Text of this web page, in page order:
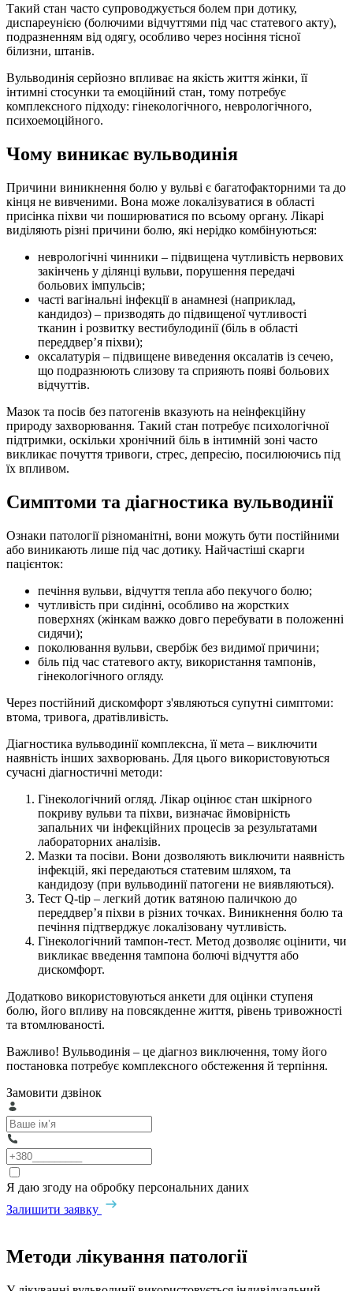
Такий стан часто супроводжується болем при дотику,
диспареунією (болючими відчуттями під час статевого акту),
подразненням від одягу, особливо через носіння тісної
білизни, штанів.
Вульводинія серйозно впливає на якість життя жінки, її
інтимні стосунки та емоційний стан, тому потребує
комплексного підходу: гінекологічного, неврологічного,
психоемоційного.
Чому виникає вульводинія
Причини виникнення болю у вульві є багатофакторними та до
кінця не вивченими. Вона може локалізуватися в області
присінка піхви чи поширюватися по всьому органу. Лікарі
виділяють різні причини болю, які нерідко комбінуються:
неврологічні чинники – підвищена чутливість нервових
закінчень у ділянці вульви, порушення передачі
больових імпульсів;
часті вагінальні інфекції в анамнезі (наприклад,
кандидоз) – призводять до підвищеної чутливості
тканин і розвитку вестибулодинії (біль в області
переддвер’я піхви);
оксалатурія – підвищене виведення оксалатів із сечею,
що подразнюють слизову та сприяють появі больових
відчуттів.
Мазок та посів без патогенів вказують на неінфекційну
природу захворювання. Такий стан потребує психологічної
підтримки, оскільки хронічний біль в інтимній зоні часто
викликає почуття тривоги, стрес, депресію, посилюючись під
їх впливом.
Симптоми та діагностика вульводинії
Ознаки патології різноманітні, вони можуть бути постійними
або виникають лише під час дотику. Найчастіші скарги
пацієнток:
печіння вульви, відчуття тепла або пекучого болю;
чутливість при сидінні, особливо на жорстких
поверхнях (жінкам важко довго перебувати в положенні
сидячи);
поколювання вульви, свербіж без видимої причини;
біль під час статевого акту, використання тампонів,
гінекологічного огляду.
Через постійний дискомфорт з'являються супутні симптоми:
втома, тривога, дратівливість.
Діагностика вульводинії комплексна, її мета – виключити
наявність інших захворювань. Для цього використовуються
сучасні діагностичні методи:
Гінекологічний огляд. Лікар оцінює стан шкірного
покриву вульви та піхви, визначає ймовірність
запальних чи інфекційних процесів за результатами
лабораторних аналізів.
Мазки та посіви. Вони дозволяють виключити наявність
інфекцій, які передаються статевим шляхом, та
кандидозу (при вульводинії патогени не виявляються).
Тест Q-tip – легкий дотик ватяною паличкою до
переддвер’я піхви в різних точках. Виникнення болю та
печіння підтверджує локалізовану чутливість.
Гінекологічний тампон-тест. Метод дозволяє оцінити, чи
викликає введення тампона болючі відчуття або
дискомфорт.
Додатково використовуються анкети для оцінки ступеня
болю, його впливу на повсякденне життя, рівень тривожності
та втомлюваності.
Важливо! Вульводинія – це діагноз виключення, тому його
постановка потребує комплексного обстеження й терпіння.
Замовити дзвінок
Я даю згоду на обробку персональних даних
Залишити заявку
Методи лікування патології